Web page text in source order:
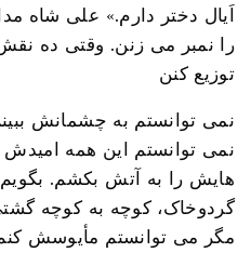
اَیال دختر دارم.» علی شاه
را نمبر می زنن. وقتی ده
توزیع کنن
نمی توانستم به چشمانش
نمی توانستم این همه امیدش
هایش را به آتش بکشم.
گردوخاک، کوچه به کوچه
مگر می توانستم مأیوسش